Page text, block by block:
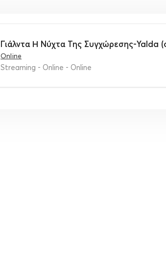
Γιάλντα Η Νύχτα Της Συγχώρεσης-Yalda
Online
Streaming - Online - Online